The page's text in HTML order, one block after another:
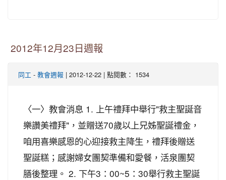
2012年12月23日週報
同工 - 教會週報 | 2012-12-22 | 點閱數： 1534
〈一〉教會消息 1. 上午禮拜中舉行"救主聖誕音
樂讚美禮拜"，並贈送70歲以上兄姊聖誕禮金，
咱用喜樂感恩的心迎接救主降生，禮拜後贈送
聖誕糕；感謝婦女團契準備和愛餐，活泉團契
膳後整理。 2. 下午3：00~5：30舉行救主聖誕